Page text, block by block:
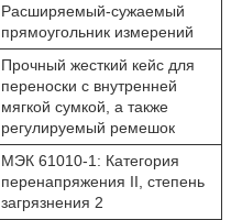
Расширяемый-сужаемый
прямоугольник измерений
Прочный жесткий кейс для
переноски с внутренней
мягкой сумкой, а также
регулируемый ремешок
МЭК 61010-1: Категория
перенапряжения II, степень
загрязнения 2